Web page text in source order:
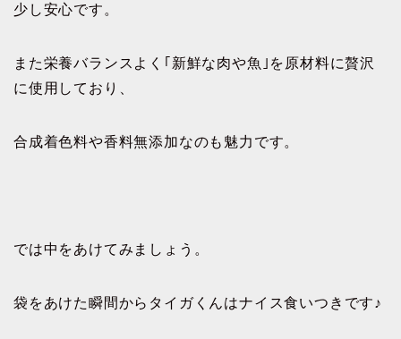
少し安心です。
また栄養バランスよく｢新鮮な肉や魚｣を原材料に贅沢
に使用しており、
合成着色料や香料無添加なのも魅力です。
では中をあけてみましょう。
袋をあけた瞬間からタイガくんはナイス食いつきです♪